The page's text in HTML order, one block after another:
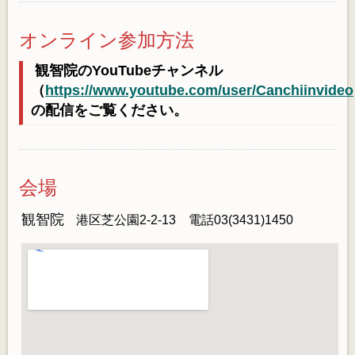
オンライン参加方法
観智院のYouTubeチャンネル
（https://www.youtube.com/user/Canchiinvideo
の配信をご覧ください。
会場
観智院 港区芝公園2-2-13 電話03(3431)1450